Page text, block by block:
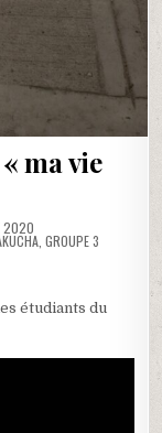
ma vie
2020
, GROUPE 3
étudiants du